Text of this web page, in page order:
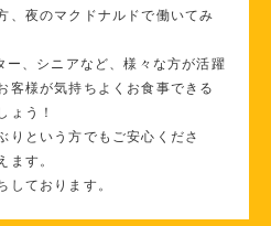
、夜のマクドナルドで働いてみ
、シニアなど、様々な方が活躍
客様が気持ちよくお食事できる
ょう！
りという方でもご安心くださ
ます。
しております。